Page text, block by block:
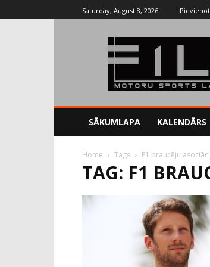
Saturday, August 8, 2026
SĀKUMLAPA KALENDĀRS
Home Tags F1 braucēju
TAG: F1